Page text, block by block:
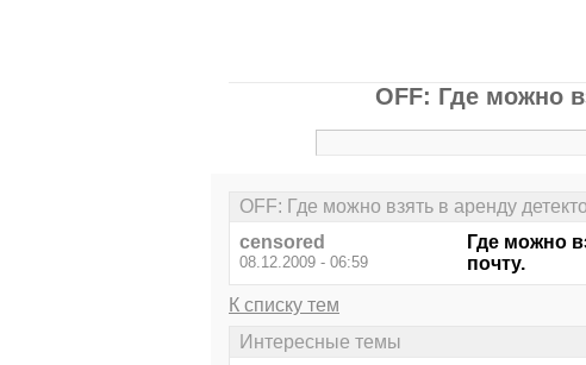
OFF: Где можно
OFF: Где можно взять в аренду
censored
08.12.2009 - 06:59
Где можно
почту.
К списку тем
Интересные темы